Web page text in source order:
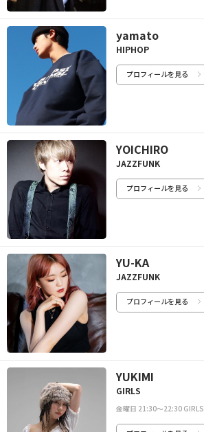
yamato
HIPHOP
プロフィールを見る
YOICHIRO
JAZZFUNK
プロフィールを見る
YU-KA
JAZZFUNK
プロフィールを見る
YUKIMI
GIRLS
金曜日 21:30〜22:30 GIRLS